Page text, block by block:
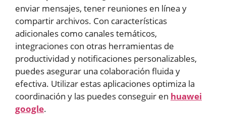
enviar mensajes, tener reuniones en línea y
compartir archivos. Con características
adicionales como canales temáticos,
integraciones con otras herramientas de
productividad y notificaciones personalizables,
puedes asegurar una colaboración fluida y
efectiva. Utilizar estas aplicaciones optimiza la
coordinación y las puedes conseguir en huawei
google.